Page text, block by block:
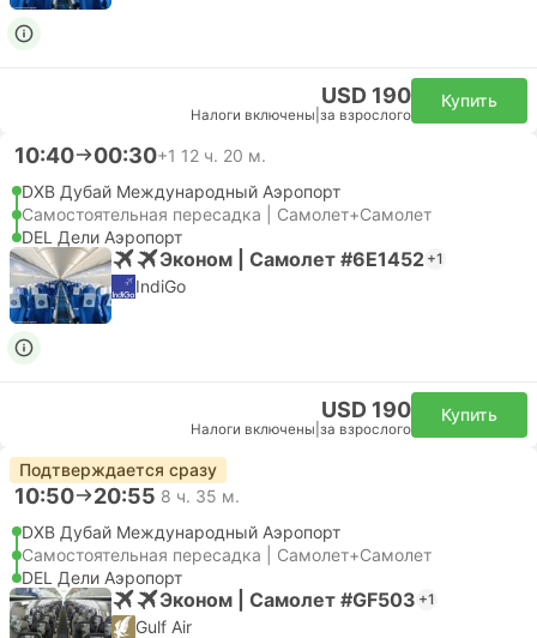
USD 190
Налоги включены за взрослого
Купить
10:40 00:30+1 12 ч. 20 м.
DXB Дубай Международный Аэропорт
Самостоятельная пересадка | Самолет+Самолет
DEL Дели Аэропорт
Эконом | Самолет #6E1452 +1
IndiGo
USD 190
Налоги включены за взрослого
Купить
Подтверждается сразу
10:50 20:55 8 ч. 35 м.
DXB Дубай Международный Аэропорт
Самостоятельная пересадка | Самолет+Самолет
DEL Дели Аэропорт
Эконом | Самолет #GF503 +1
Gulf Air